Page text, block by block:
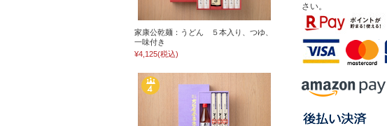
さい。
家康公乾麺：うどん ５本入り、つゆ、
一味付き
¥4,125(税込)